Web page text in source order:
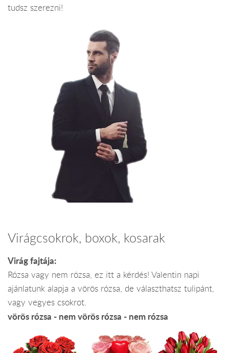
tudsz szerezni!
Virágcsokrok, boxok, kosarak
Virág fajtája:
Rózsa vagy nem rózsa, ez itt a kérdés! Valentin napi
ajánlatunk alapja a vörös rózsa, de választhatsz tulipánt,
vagy vegyes csokrot.
vörös rózsa - nem vörös rózsa - nem rózsa